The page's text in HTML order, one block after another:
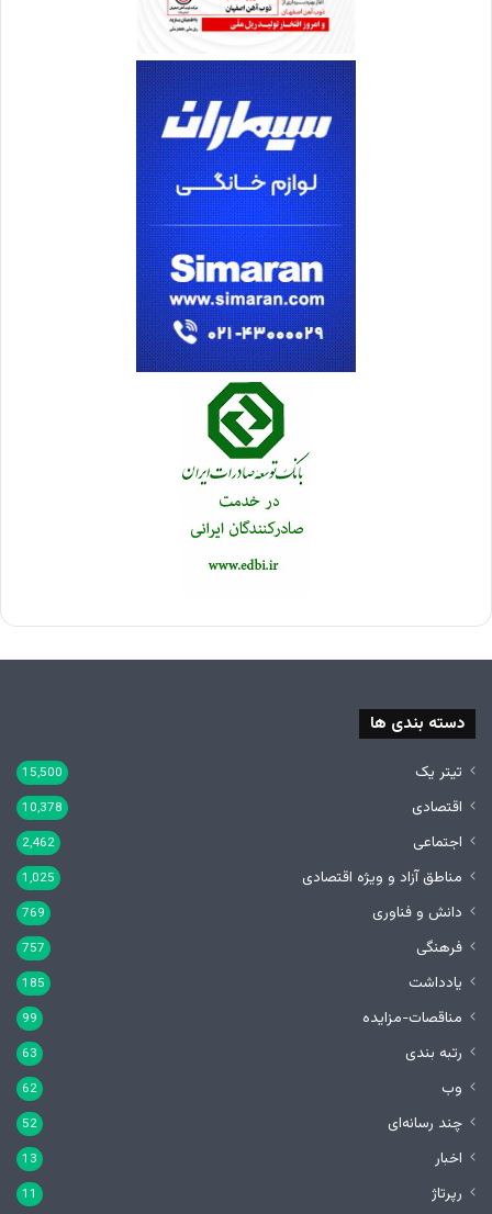
دسته بندی ها
تیتر یک 15,500
اقتصادی 10,378
اجتماعی 2,462
مناطق آزاد و ویژه اقتصادی 1,025
دانش و فناوری 769
فرهنگی 757
یادداشت 185
مناقصات-مزایده 99
رتبه بندی 63
وب 62
چند رسانه‌ای 52
اخبار 13
رپرتاژ 11